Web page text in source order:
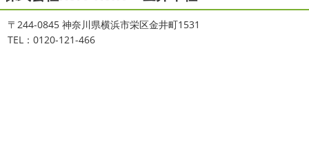
ご無沙汰しております
少し更新してな
い間に2026年も1か月半がたとうとしていますね
して…本年もどうぞよろしくお願いいたします
が立て込みブログ更新出来ずでした
お
盆休みも頂き、今日からお仕事です
お仕事一発目はこち
らへ？？？どこだかわかりますか？そうです
〒244-0845 神奈川県横浜市栄区金井町1531
TEL：0120-121-466